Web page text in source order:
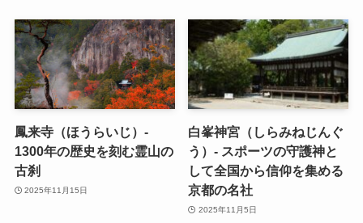
鳳来寺（ほうらいじ）-
1300年の歴史を刻む霊山の
古刹
2025年11月15日
白峯神宮（しらみねじんぐ
う）- スポーツの守護神と
して全国から信仰を集める
京都の名社
2025年11月5日